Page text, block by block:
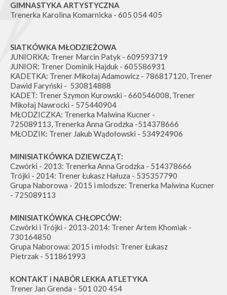
GIMNASTYKA ARTYSTYCZNA
Trenerka Karolina Komarnicka - 605 054 405
SIATKÓWKA MŁODZIEŻOWA
JUNIORKA: Trener Marcin Patyk - 609593719
JUNIOR: Trener Dominik Hajduk - 605586931
KADETKA: Trener Mikołaj Adamowicz - 786817120, Trener
Dawid Faryński - 530814888
KADET: Trener Szymon Kurowski - 660546008, Trener
Mikołaj Nawrocki - 575440904
MŁODZICZKA: Trenerka Malwina Kucner -
725089113, Trenerka Anna Grodzka -514378666
MŁODZIK: Trener Jakub Wądołowski - 534924906
MINISIATKÓWKA DZIEWCZĄT:
Czwórki - 2013: Trenerka Anna Grodzka - 514378666
Trójki - 2014: Trener Łukasz Hałuza - 535357790
Grupa Naborowa - 2015 i mlodsze: Trenerka Malwina Kucner
- 725089113
MINISIATKÓWKA CHŁOPCÓW:
Czwórki i Trójki - 2013-2014: Trener Artem Khomiak -
730164850
Grupa Naborowa: 2015 i młodsi: Trener Łukasz
Pietrzak - 511861993
KONTAKT i NABÓR LEKKA ATLETYKA
Trener Jan Grenda - 501 020 454